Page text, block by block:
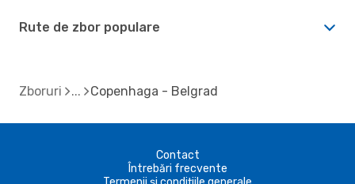
Rute de zbor populare
Zboruri Copenhaga - Belgrad
Contact
Întrebări frecvente